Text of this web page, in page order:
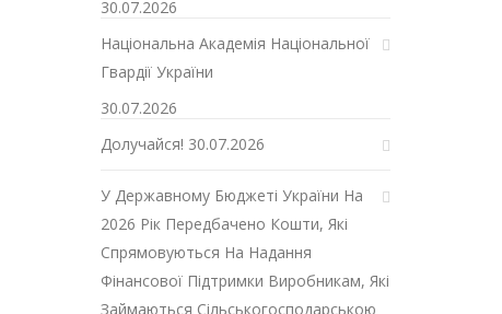
30.07.2026
Національна Академія Національної
Гвардії України
30.07.2026
Долучайся! 30.07.2026
У Державному Бюджеті України На
2026 Рік Передбачено Кошти, Які
Спрямовуються На Надання
Фінансової Підтримки Виробникам, Які
Займаються Сільськогосподарською